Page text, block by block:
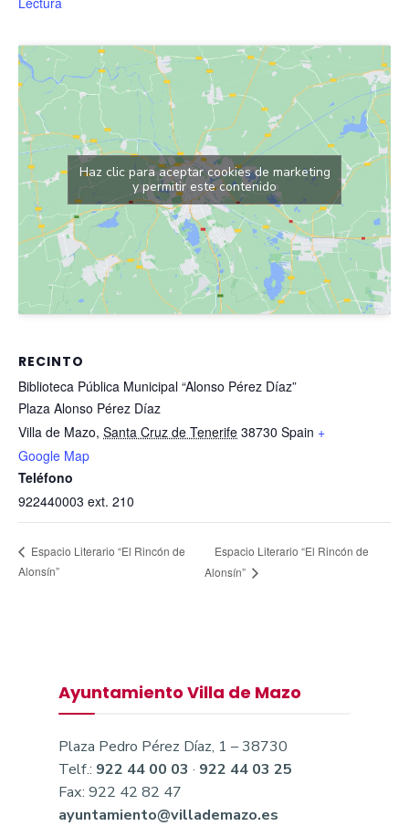
RECINTO
Biblioteca Pública Municipal “Alonso Pérez Díaz”
Plaza Alonso Pérez Díaz
Villa de Mazo, Santa Cruz de Tenerife 38730 Spain +
Google Map
Teléfono
922440003 ext. 210
Haz clic para aceptar cookies de marketing
y permitir este contenido
Espacio Literario “El Rincón de
Alonsín”
Espacio Literario “El Rincón de
Alonsín”
Ayuntamiento Villa de Mazo
Plaza Pedro Pérez Díaz, 1 – 38730
Telf.: 922 44 00 03 · 922 44 03 25
Fax: 922 42 82 47
ayuntamiento@villademazo.es